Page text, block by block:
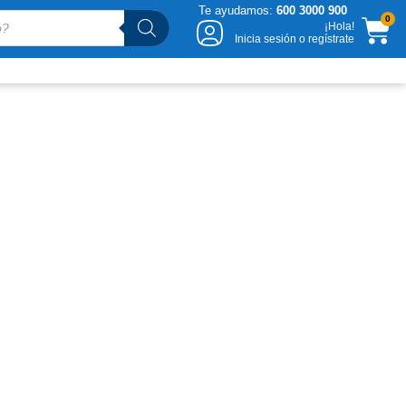
Te ayudamos: 600 3000 900
¡Hola!
Inicia sesión o regístrate
0